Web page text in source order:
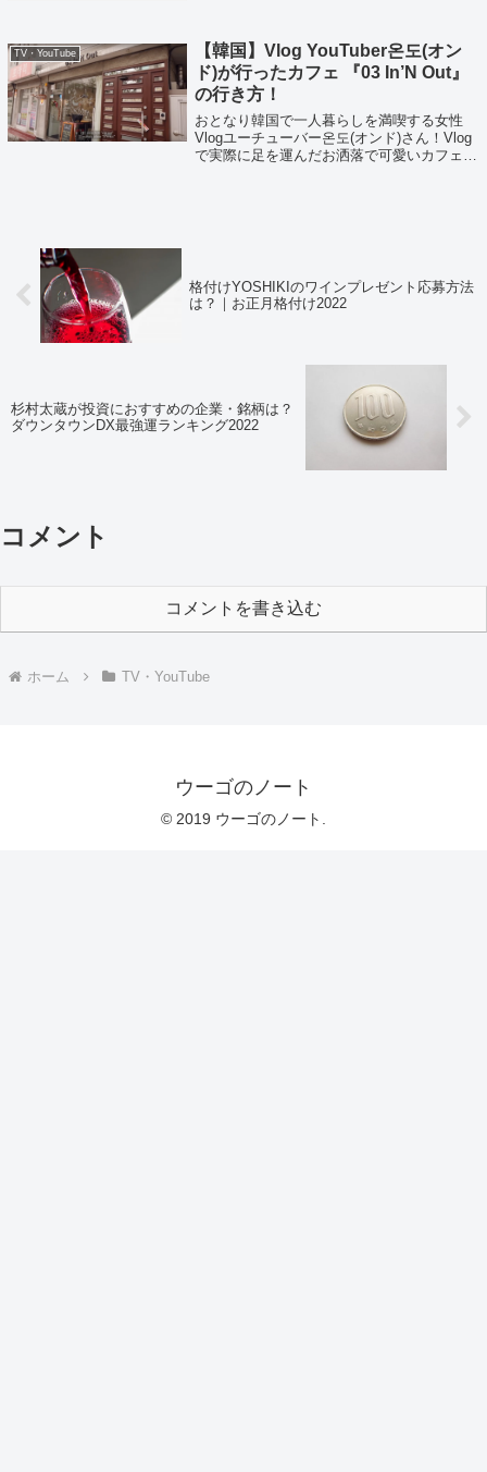
TV・YouTube
【韓国】Vlog YouTuber온도(オン
ド)が行ったカフェ 『03 In’N Out』
の行き方！
おとなり韓国で一人暮らしを満喫する女性
Vlogユーチューバー온도(オンド)さん！Vlog
で実際に足を運んだお洒落で可愛いカフェの
格付けYOSHIKIのワインプレゼント応募方法
は？｜お正月格付け2022
杉村太蔵が投資におすすめの企業・銘柄は？
ダウンタウンDX最強運ランキング2022
コメント
コメントを書き込む
ホーム TV・YouTube
ウーゴのノート
© 2019 ウーゴのノート.